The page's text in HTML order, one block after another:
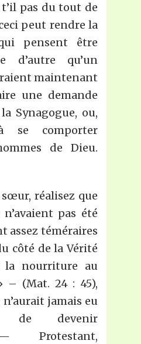
pas du tout de
peut rendre la
pensent être
d’autre qu’un
maintenant
une demande
Synagogue, ou,
se comporter
de Dieu.
réalisez que
pas été
assez téméraires
côté de la Vérité
la nourriture au
– (Mat. 24 : 45),
jamais eu
de devenir
Protestant,